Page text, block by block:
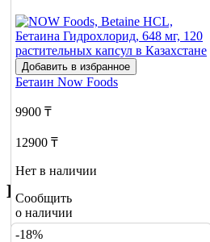
Добавить в избранное
Бетаин Now Foods
9900 ₸
12900 ₸
Нет в наличии
Сообщить
о наличии
Похожие товары
-18%